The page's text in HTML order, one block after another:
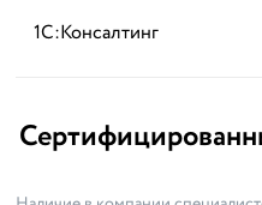
1С:Консалтинг